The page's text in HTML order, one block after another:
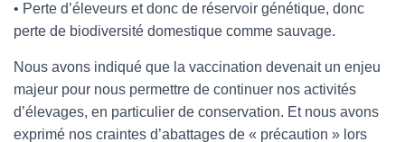
• Perte d’éleveurs et donc de réservoir génétique, donc
perte de biodiversité domestique comme sauvage.
Nous avons indiqué que la vaccination devenait un enjeu
majeur pour nous permettre de continuer nos activités
d’élevages, en particulier de conservation. Et nous avons
exprimé nos craintes d’abattages de « précaution » lors